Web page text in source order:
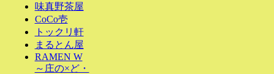
味真野茶屋
CoCo壱
トックリ軒
まるとん屋
RAMEN W
～庄の×ど・